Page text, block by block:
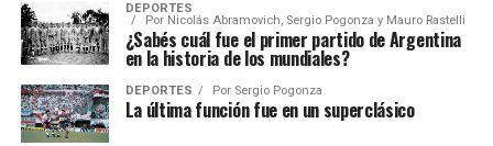
DEPORTES
Por Nicolás Abramovich, Sergio Pogonza y Mauro Rastelli
¿Sabés cuál fue el primer partido de Argentina
en la historia de los mundiales?
DEPORTES Por Sergio Pogonza
La última función fue en un superclásico